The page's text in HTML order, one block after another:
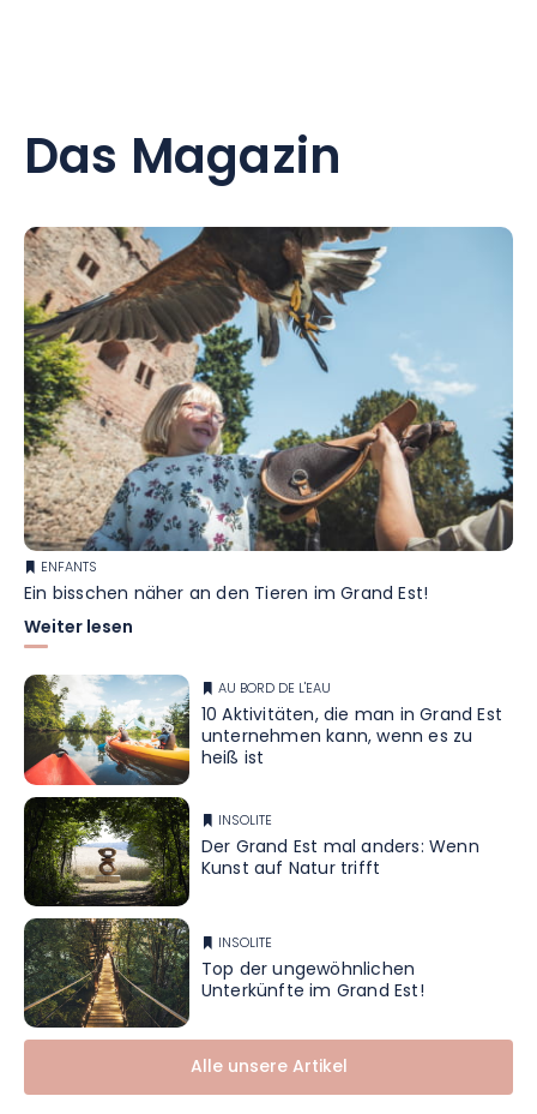
Das Magazin
ENFANTS
Ein bisschen näher an den Tieren im Grand Est!
Weiter lesen
AU BORD DE L'EAU
10 Aktivitäten, die man in Grand Est
unternehmen kann, wenn es zu
heiß ist
INSOLITE
Der Grand Est mal anders: Wenn
Kunst auf Natur trifft
INSOLITE
Top der ungewöhnlichen
Unterkünfte im Grand Est!
Alle unsere Artikel